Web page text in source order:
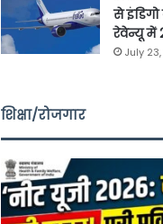
से इंडिगो
रेवेन्यू में
July
शिक्षा/रोजगार